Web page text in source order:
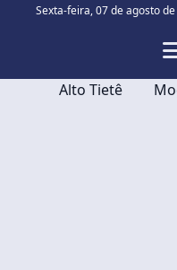
Sexta-feira,07 de agosto
Alto Tietê